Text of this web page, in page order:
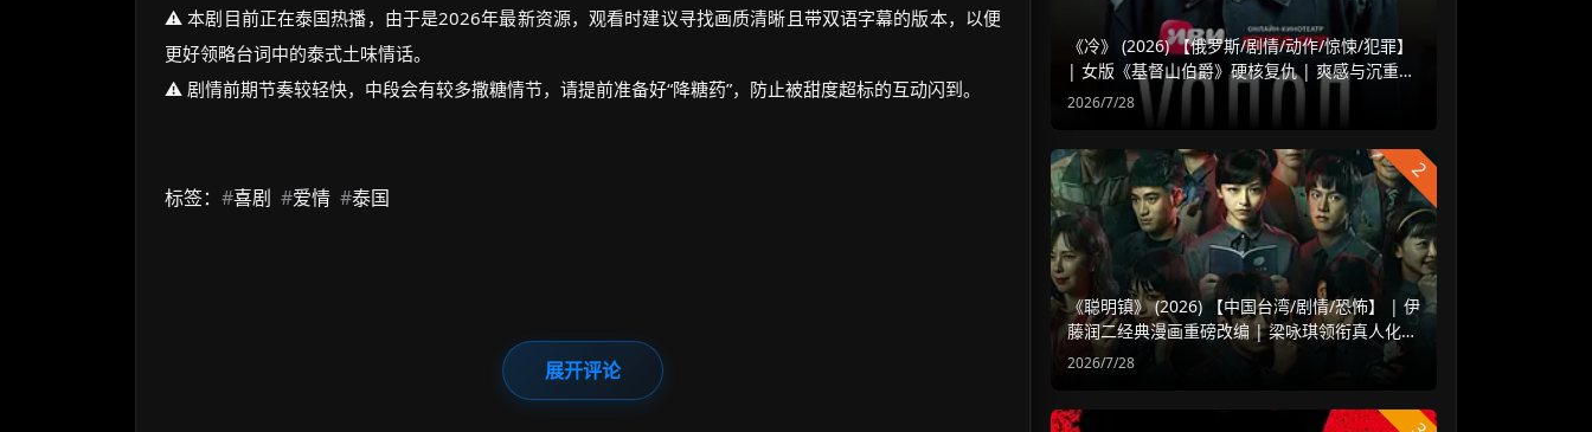
⚠️ 本剧目前正在泰国热播，由于是2026年最新资源，观看时建议寻找画质清晰且带双语字幕的版本，以便
更好领略台词中的泰式土味情话。
⚠️ 剧情前期节奏较轻快，中段会有较多撒糖情节，请提前准备好“降糖药”，防止被甜度超标的互动闪到。
标签： #喜剧 #爱情 #泰国
展开评论
《冷》 (2026) 【俄罗斯/剧情/动作/惊悚/犯罪】
| 女版《基督山伯爵》硬核复仇 | 爽感与沉重并
存的俄式暗黑犯罪剧
2026/7/28
2
《聪明镇》 (2026) 【中国台湾/剧情/恐怖】 | 伊
藤润二经典漫画重磅改编 | 梁咏琪领衔真人化暗
黑惊悚剧
2026/7/28